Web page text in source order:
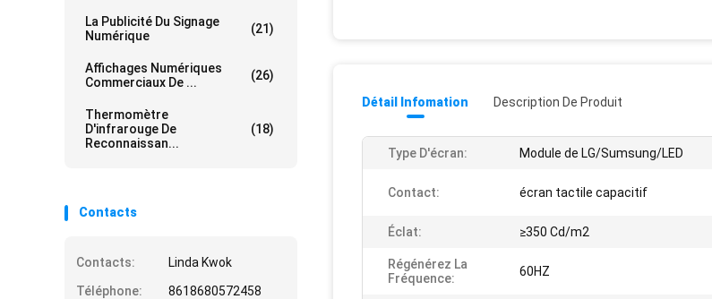
La Publicité Du Signage
Numérique
(21)
Affichages Numériques
Commerciaux De ...
(26)
Thermomètre
D'infrarouge De
Reconnaissan...
(18)
Contacts
Contacts:
Linda Kwok
Téléphone:
8618680572458
Détail Infomation Description De Produit
Type D'écran: Module de LG/Sumsung/LED
Contact: écran tactile capacitif
Éclat: ≥350 Cd/m2
Régénérez La
Fréquence:
60HZ